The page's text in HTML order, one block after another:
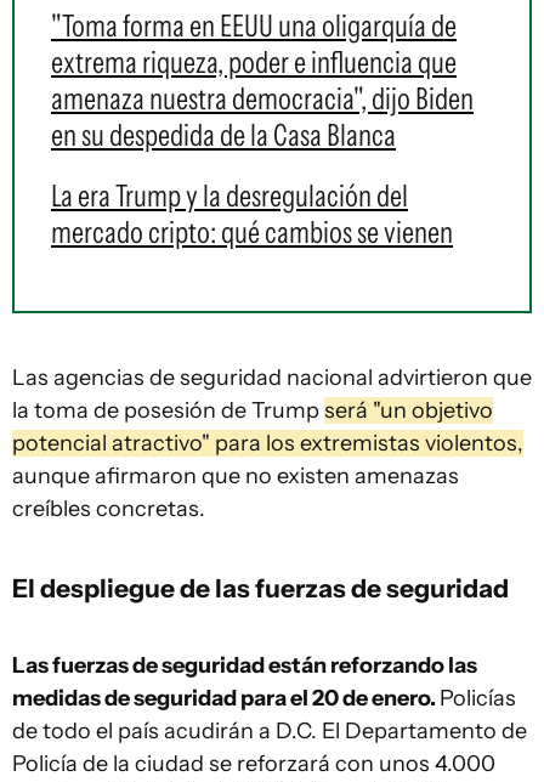
"Toma forma en EEUU una oligarquía de
extrema riqueza, poder e influencia que
amenaza nuestra democracia", dijo Biden
en su despedida de la Casa Blanca
La era Trump y la desregulación del
mercado cripto: qué cambios se vienen
Las agencias de seguridad nacional advirtieron que
la toma de posesión de Trumpserá "un objetivo
potencial atractivo" para los extremistas violentos,
aunque afirmaron que no existen amenazas
creíbles concretas.
El despliegue de las fuerzas de seguridad
Las fuerzas de seguridad están reforzando las
medidas de seguridad para el 20 de enero. Policías
de todo el país acudirán a D.C. El Departamento de
Policía de la ciudad se reforzará con unos 4.000